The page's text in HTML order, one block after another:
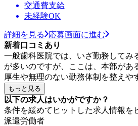
交通費支給
未経験OK
詳細を見る
応募画面に進む
新着口コミあり
一般歯科医院では、いざ勤務してみ
が多いのですが、ここは、本部があ
厚生や無理のない勤務体制を整えや
もっと見る
以下の求人はいかがですか？
条件を緩めてヒットした求人情報を
派遣労働者